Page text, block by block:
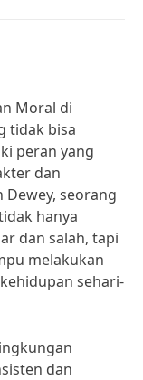
Moral di
tidak bisa
peran yang
dan
Dewey, seorang
hanya
dan salah, tapi
melakukan
sehari-
dan